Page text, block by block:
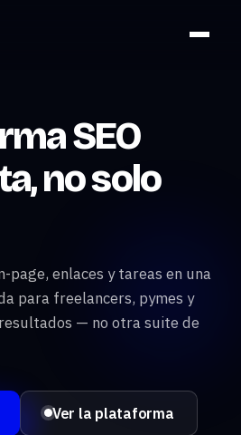
SEO
no solo
page, enlaces y tareas en una
para freelancers, pymes y
— no otra suite de
Ver la plataforma